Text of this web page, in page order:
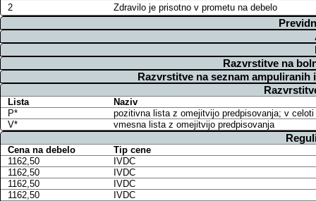
2
Zdravilo je prisotno v prometu na debelo
Razvrstitve na
Razvrstitve na seznam
Lista
Naziv
P*
pozitivna lista z omejitvijo predpisovanja; v
V*
vmesna lista z omejitvijo predpisovanja
Cena na debelo
Tip cene
1162,50
IVDC
1162,50
IVDC
1162,50
IVDC
1162,50
IVDC